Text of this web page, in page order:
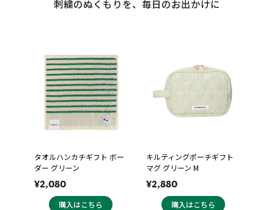
刺繍のぬくもりを、毎日のお出かけに
タオルハンカチギフト ボー
ダー グリーン
¥2,080
購入はこちら
キルティングポーチギフト
マグ グリーン M
¥2,880
購入はこちら